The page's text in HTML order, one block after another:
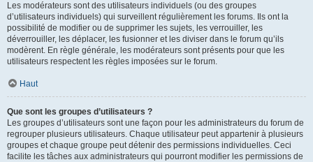
Les modérateurs sont des utilisateurs individuels (ou des groupes
d’utilisateurs individuels) qui surveillent régulièrement les forums. Ils ont la
possibilité de modifier ou de supprimer les sujets, les verrouiller, les
déverrouiller, les déplacer, les fusionner et les diviser dans le forum qu’ils
modèrent. En règle générale, les modérateurs sont présents pour que les
utilisateurs respectent les règles imposées sur le forum.
Haut
Que sont les groupes d’utilisateurs ?
Les groupes d’utilisateurs sont une façon pour les administrateurs du forum de
regrouper plusieurs utilisateurs. Chaque utilisateur peut appartenir à plusieurs
groupes et chaque groupe peut détenir des permissions individuelles. Ceci
facilite les tâches aux administrateurs qui pourront modifier les permissions de